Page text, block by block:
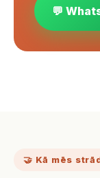
💬
🤝 Kā mēs